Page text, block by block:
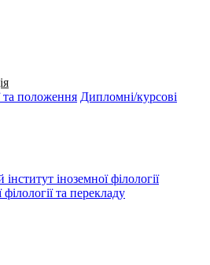
та положення Дипломні/курсові
іноземної філології
та перекладу